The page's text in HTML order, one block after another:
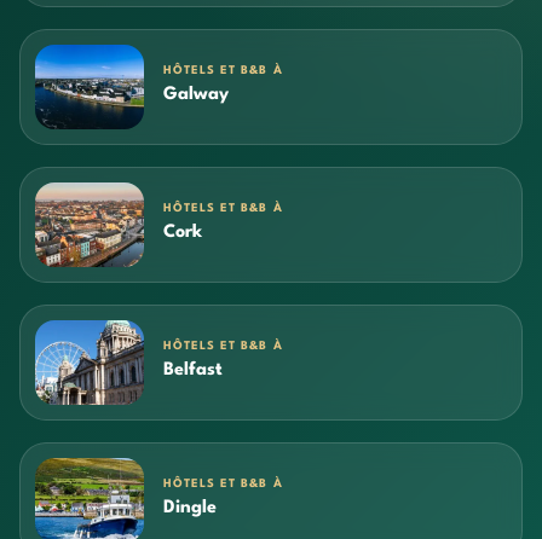
HÔTELS ET B&B À
Galway
HÔTELS ET B&B À
Cork
HÔTELS ET B&B À
Belfast
HÔTELS ET B&B À
Dingle